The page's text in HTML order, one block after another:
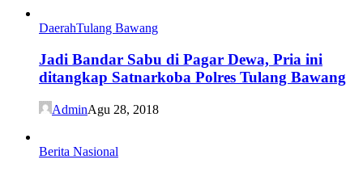
DaerahTulang Bawang
Jadi Bandar Sabu di Pagar Dewa, Pria ini
ditangkap Satnarkoba Polres Tulang Bawang
AdminAgu 28, 2018
Berita Nasional